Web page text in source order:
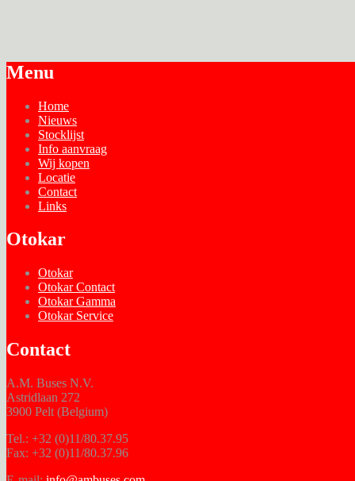
Menu
Home
Nieuws
Stocklijst
Info aanvraag
Wij kopen
Locatie
Contact
Links
Otokar
Otokar
Otokar Contact
Otokar Gamma
Otokar Service
Contact
A.M. Buses N.V.
Astridlaan 272
3900 Pelt (Belgium)
Tel.: +32 (0)11/80.37.95
Fax: +32 (0)11/80.37.96